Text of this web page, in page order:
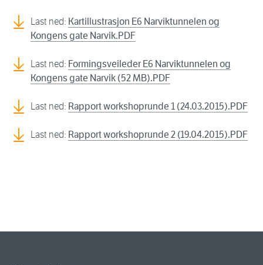
Last ned: Kartillustrasjon E6 Narviktunnelen og
Kongens gate Narvik.PDF
Last ned: Formingsveileder E6 Narviktunnelen og
Kongens gate Narvik (52 MB).PDF
Last ned: Rapport workshoprunde 1 (24.03.2015).PDF
Last ned: Rapport workshoprunde 2 (19.04.2015).PDF